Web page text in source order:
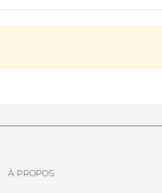
À PROPOS